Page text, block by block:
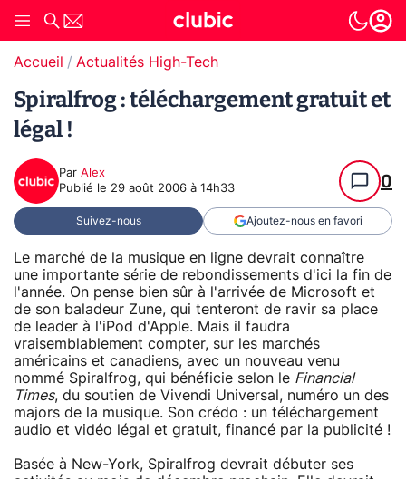
Accueil Actualités High-Tech
Spiralfrog : téléchargement gratuit et
légal !
Par Alex
Publié le 29 août 2006 à 14h33 0
Suivez-nous Ajoutez-nous en favori
Le marché de la musique en ligne devrait connaître
une importante série de rebondissements d'ici la fin de
l'année. On pense bien sûr à l'arrivée de Microsoft et
de son baladeur Zune, qui tenteront de ravir sa place
de leader à l'iPod d'Apple. Mais il faudra
vraisemblablement compter, sur les marchés
américains et canadiens, avec un nouveau venu
nommé Spiralfrog, qui bénéficie selon le Financial
Times, du soutien de Vivendi Universal, numéro un des
majors de la musique. Son crédo : un téléchargement
audio et vidéo légal et gratuit, financé par la publicité !
Basée à New-York, Spiralfrog devrait débuter ses